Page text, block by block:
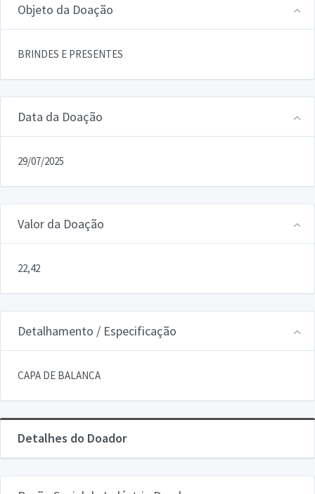
Objeto da Doação
BRINDES E PRESENTES
Data da Doação
29/07/2025
Valor da Doação
22,42
Detalhamento / Especificação
CAPA DE BALANCA
Detalhes do Doador